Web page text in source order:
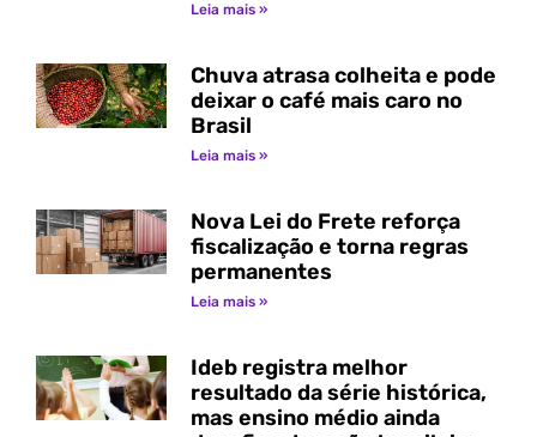
Leia mais »
Chuva atrasa colheita e pode
deixar o café mais caro no
Brasil
Leia mais »
Nova Lei do Frete reforça
fiscalização e torna regras
permanentes
Leia mais »
Ideb registra melhor
resultado da série histórica,
mas ensino médio ainda